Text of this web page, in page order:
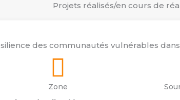
Projets réalisés/en cours de
des communautés vulnérables
Zone